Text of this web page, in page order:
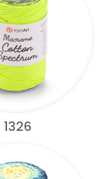
1326